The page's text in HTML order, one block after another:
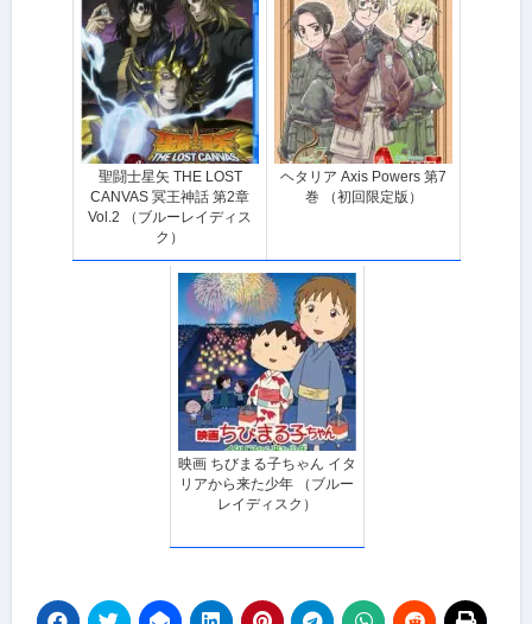
聖闘士星矢 THE LOST
CANVAS 冥王神話 第2章
Vol.2 （ブルーレイディス
ク）
ヘタリア Axis Powers 第7
巻 （初回限定版）
映画 ちびまる子ちゃん イタ
リアから来た少年 （ブルー
レイディスク）